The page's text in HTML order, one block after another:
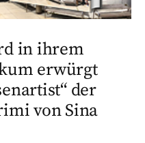
in ihrem
erwürgt
der
von Sina